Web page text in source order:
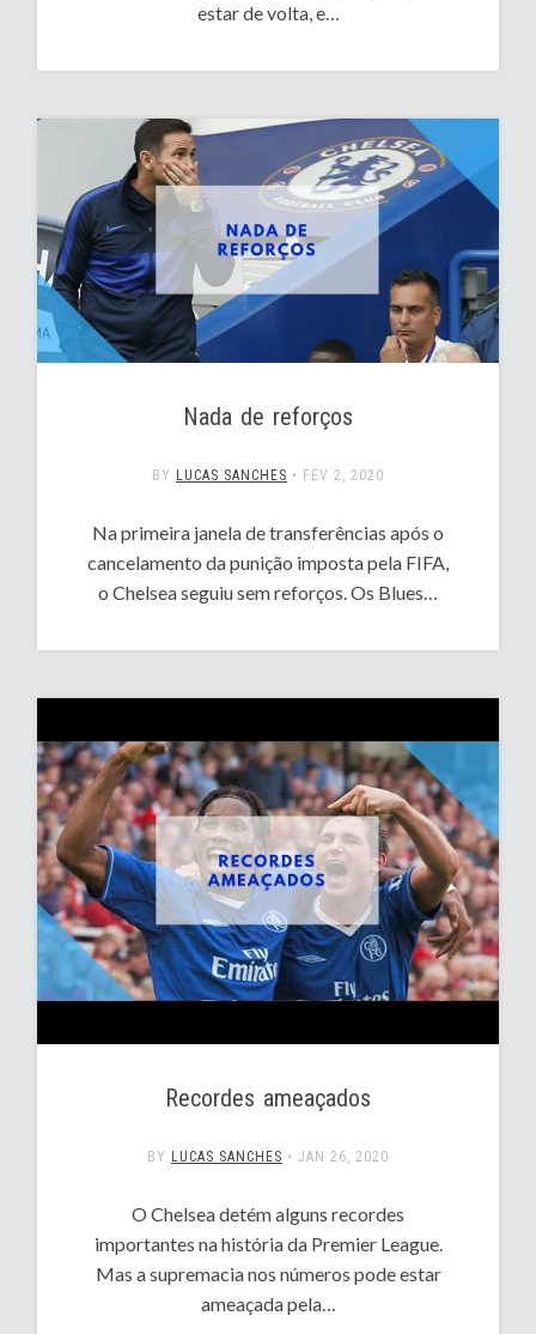
estar de volta, e…
Nada de reforços
BY LUCAS SANCHES • FEV 2, 2020
Na primeira janela de transferências após o
cancelamento da punição imposta pela FIFA,
o Chelsea seguiu sem reforços. Os Blues…
Recordes ameaçados
BY LUCAS SANCHES • JAN 26, 2020
O Chelsea detém alguns recordes
importantes na história da Premier League.
Mas a supremacia nos números pode estar
ameaçada pela…